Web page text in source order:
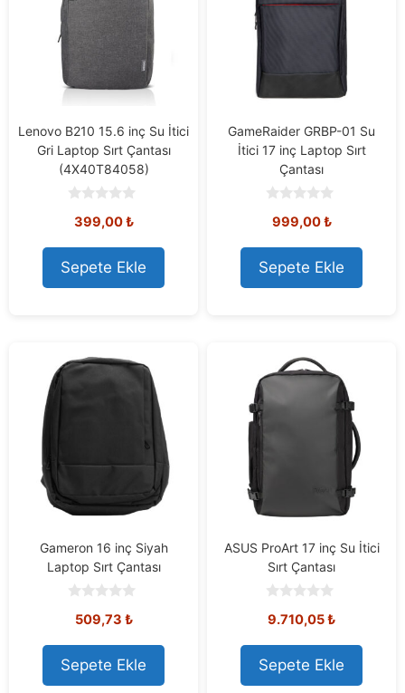
Lenovo B210 15.6 inç Su İtici
Gri Laptop Sırt Çantası
(4X40T84058)
o
t
o
f
5
399,00₺
Sepete Ekle
GameRaider GRBP-01 Su
İtici 17 inç Laptop Sırt
Çantası
o
t
o
f
5
999,00₺
Sepete Ekle
Gameron 16 inç Siyah
Laptop Sırt Çantası
t
o
f
5
509,73 ₺
Sepete Ekle
ASUS ProArt 17 inç Su İtici
Sırt Çantası
o
t
o
f
5
9.710,05₺
Sepete Ekle